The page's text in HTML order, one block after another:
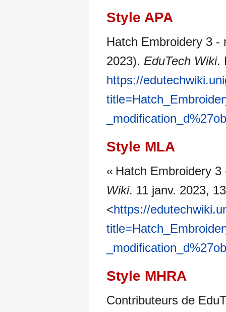
Style APA
Hatch Embroidery 3 -
2023). EduTech Wiki.
https://
Style MLA
« Hatch Embroidery
Wiki. 11 janv. 2023,
<https://
Style MHRA
Contributeurs de